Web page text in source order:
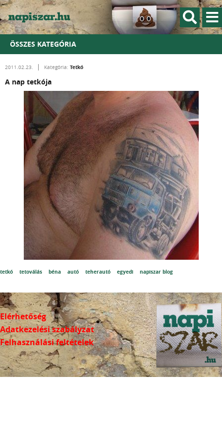
ÖSSZES KATEGÓRIA
2011.02.23. Kategória: Tetkó
A nap tetkója
tetkó tetoválás béna autó teherautó egyedi napiszar blog
Elérhetőség
Adatkezelési szabályzat
Felhasználási feltételek